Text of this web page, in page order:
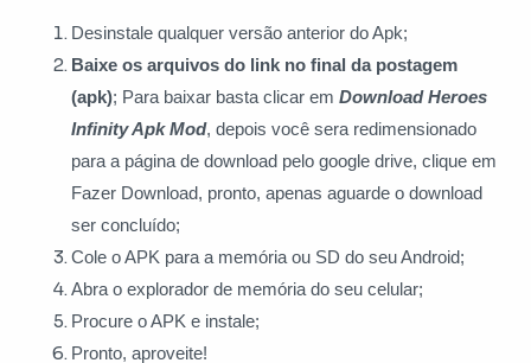
Desinstale qualquer versão anterior do Apk;
Baixe os arquivos do link no final da postagem
(apk); Para baixar basta clicar em Download Heroes
Infinity Apk Mod, depois você sera redimensionado
para a página de download pelo google drive, clique em
Fazer Download, pronto, apenas aguarde o download
ser concluído;
Cole o APK para a memória ou SD do seu Android;
Abra o explorador de memória do seu celular;
Procure o APK e instale;
Pronto, aproveite!